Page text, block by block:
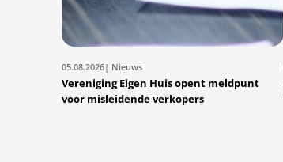
05.08.2026| Nieuws
Vereniging Eigen Huis opent meldpunt
voor misleidende verkopers